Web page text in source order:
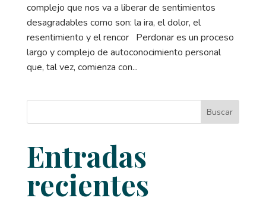
complejo que nos va a liberar de sentimientos
desagradables como son: la ira, el dolor, el
resentimiento y el rencor Perdonar es un proceso
largo y complejo de autoconocimiento personal
que, tal vez, comienza con...
Buscar
Entradas
recientes